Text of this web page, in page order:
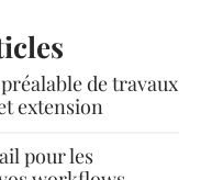
de travaux
extension
pour les